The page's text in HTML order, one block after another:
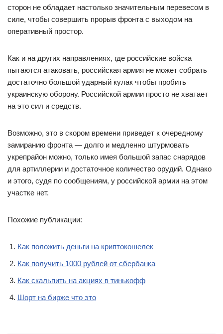
сторон не обладает настолько значительным перевесом в
силе, чтобы совершить прорыв фронта с выходом на
оперативный простор.
Как и на других направлениях, где российские войска
пытаются атаковать, российская армия не может собрать
достаточно большой ударный кулак чтобы пробить
украинскую оборону. Российской армии просто не хватает
на это сил и средств.
Возможно, это в скором времени приведет к очередному
замиранию фронта — долго и медленно штурмовать
укрепрайон можно, только имея большой запас снарядов
для артиллерии и достаточное количество орудий. Однако
и этого, судя по сообщениям, у российской армии на этом
участке нет.
Похожие публикации:
Как положить деньги на криптокошелек
Как получить 1000 рублей от сбербанка
Как скальпить на акциях в тинькофф
Шорт на бирже что это